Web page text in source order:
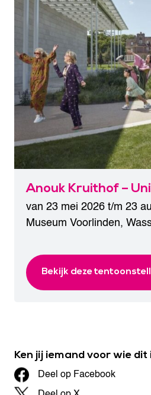
Anouk Kruithof –
van 23 mei 2026 t/m 23
Museum Voorlinden,
Bekijk deze
Ken jij iemand voor wie
Deel op Facebook